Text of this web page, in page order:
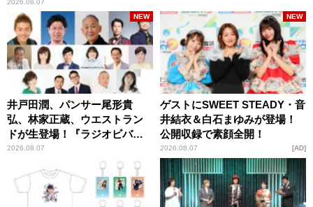
2026.08.07
井戸田潤、パンサー尾形貴
弘、林家正蔵、ウエストラン
ドが生登場！『ラジオビバリ
ー昼ズ』
2026.08.07
NEW
ゲストにSWEET STEADY・音
井結衣＆白石まゆみが登場！
公開収録で素顔全開！
2026.08.07
NEW
AD